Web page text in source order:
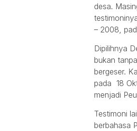
desa.
– 2008,
Dipilihnya
bukan
bergeser.
pada 18
menjadi
Testimoni
berbahasa